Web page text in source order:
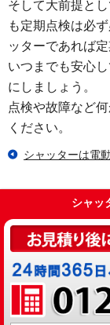
そして大前提と
も定期点検は必
ッターであれば
いつまでも安心
にしましょう。
点検や故障など
ください。
シャッターは電
シャッ